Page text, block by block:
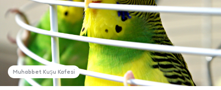
Muhabbet Kuşu Kafesi